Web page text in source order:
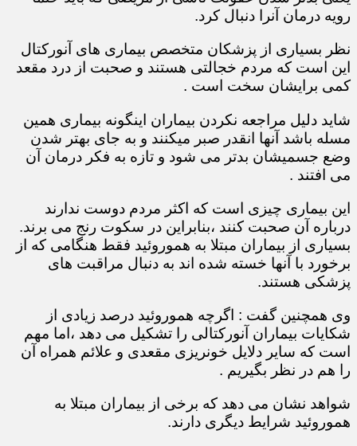
رویه درمان آنرا دنبال کرد.
نظر بسیاری از پزشکان متخصص بیماری های آنورکتال
این است که مردم خجالتی هستند و صحبت از درد مقعد
کمی برایشان سخت است .
شاید دلیل مراجعه نکردن بیماران اینگونه بیماری همین
مسله باشد آنها انقدر صبر میکنند و به جای بهتر شدن
وضع جسمیشان بدتر می شود و تازه به فکر درمان آن
می افتند .
این بیماری چیزی است که اکثر مردم دوست ندارند
درباره آن صحبت کنند ،بنابراین در سکوت رنج می برند.
بسیاری از بیماران مبتلا به هموروئید فقط هنگامی که از
برخورد با آنها خسته شده اند به دنبال مراقبت های
پزشکی هستند.
وی همچنین گفت : اگرچه هموروئید درصد زیادی از
شکایات بیماران آنورکتالی را تشکیل می دهد ،اما مهم
است که سایر دلایل خونریزی مقعدی و علائم همراه آن
را هم در نظر بگیریم .
شواهد نشان می دهد که برخی از بیماران مبتلا به
هموروئید شرایط دیگری دارند.